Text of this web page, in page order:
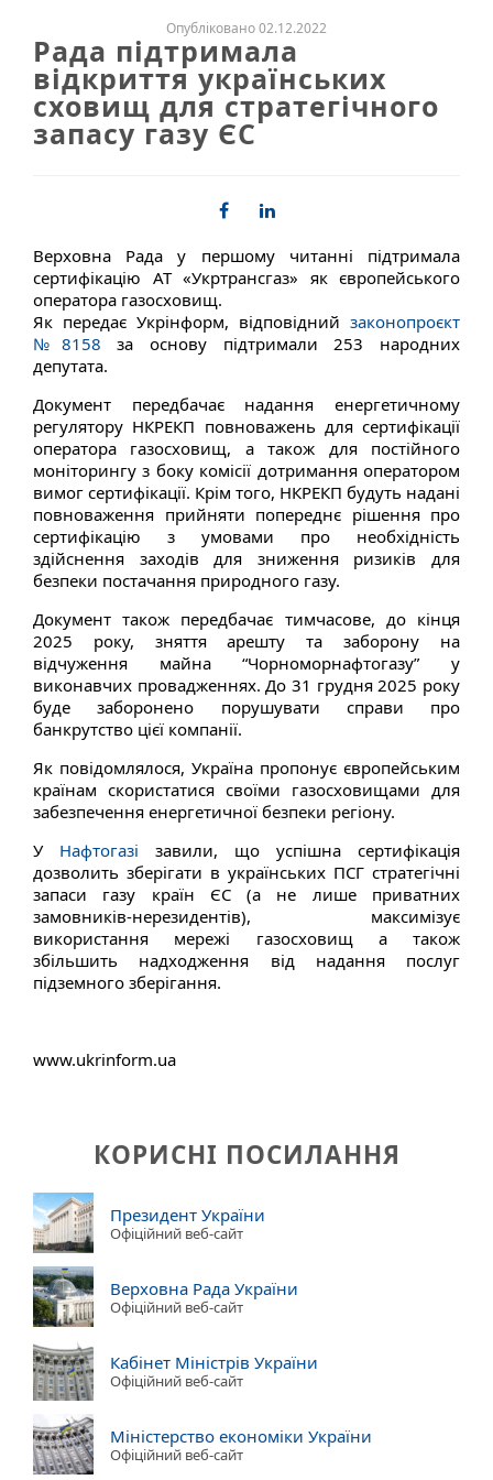
Опубліковано 02.12.2022
Рада підтримала
відкриття українських
сховищ для стратегічного
запасу газу ЄС
Верховна Рада у першому читанні підтримала
сертифікацію АТ «Укртрансгаз» як європейського
оператора газосховищ.
Як передає Укрінформ, відповідний законопроєкт
№8158 за основу підтримали 253 народних
депутата.
Документ передбачає надання енергетичному
регулятору НКРЕКП повноважень для сертифікації
оператора газосховищ, а також для постійного
моніторингу з боку комісії дотримання оператором
вимог сертифікації. Крім того, НКРЕКП будуть надані
повноваження прийняти попереднє рішення про
сертифікацію з умовами про необхідність
здійснення заходів для зниження ризиків для
безпеки постачання природного газу.
Документ також передбачає тимчасове, до кінця
2025 року, зняття арешту та заборону на
відчуження майна “Чорноморнафтогазу” у
виконавчих провадженнях. До 31 грудня 2025 року
буде заборонено порушувати справи про
банкрутство цієї компанії.
Як повідомлялося, Україна пропонує європейським
країнам скористатися своїми газосховищами для
забезпечення енергетичної безпеки регіону.
У Нафтогазі завили, що успішна сертифікація
дозволить зберігати в українських ПСГ стратегічні
запаси газу країн ЄС (а не лише приватних
замовників-нерезидентів), максимізує
використання мережі газосховищ а також
збільшить надходження від надання послуг
підземного зберігання.
www.ukrinform.ua
КОРИСНІ ПОСИЛАННЯ
Президент України
Офіційний веб-сайт
Верховна Рада України
Офіційний веб-сайт
Кабінет Міністрів України
Офіційний веб-сайт
Міністерство економіки України
Офіційний веб-сайт